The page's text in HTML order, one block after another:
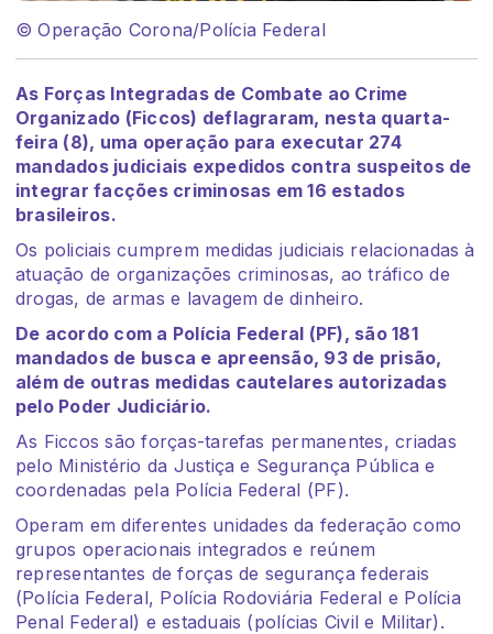
© Operação Corona/Polícia Federal
As Forças Integradas de Combate ao Crime
Organizado (Ficcos) deflagraram, nesta quarta-
feira (8), uma operação para executar 274
mandados judiciais expedidos contra suspeitos de
integrar facções criminosas em 16 estados
brasileiros.
Os policiais cumprem medidas judiciais relacionadas à
atuação de organizações criminosas, ao tráfico de
drogas, de armas e lavagem de dinheiro.
De acordo com a Polícia Federal (PF), são 181
mandados de busca e apreensão, 93 de prisão,
além de outras medidas cautelares autorizadas
pelo Poder Judiciário.
As Ficcos são forças-tarefas permanentes, criadas
pelo Ministério da Justiça e Segurança Pública e
coordenadas pela Polícia Federal (PF).
Operam em diferentes unidades da federação como
grupos operacionais integrados e reúnem
representantes de forças de segurança federais
(Polícia Federal, Polícia Rodoviária Federal e Polícia
Penal Federal) e estaduais (polícias Civil e Militar).